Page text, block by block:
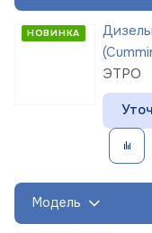
НОВИНКА
ЭТРО
Модель